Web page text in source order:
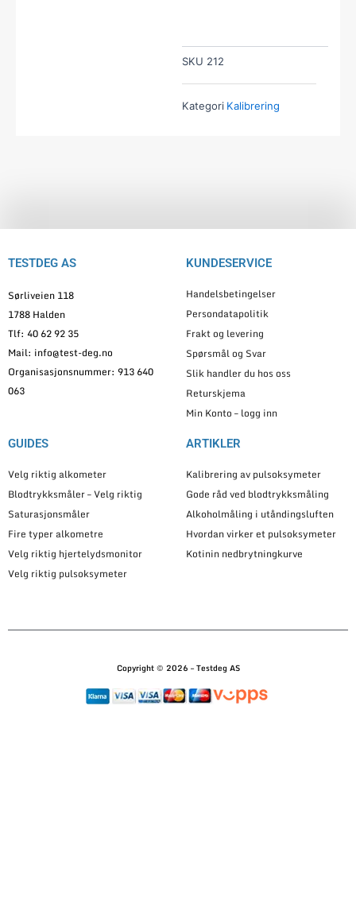
SKU 212
Kategori Kalibrering
TESTDEG AS
Sørliveien 118
1788 Halden
Tlf: 40 62 92 35
Mail: info@test-deg.no
Organisasjonsnummer: 913 640
063
KUNDESERVICE
Handelsbetingelser
Persondatapolitik
Frakt og levering
Spørsmål og Svar
Slik handler du hos oss
Returskjema
Min Konto – logg inn
GUIDES
Velg riktig alkometer
Blodtrykksmåler – Velg riktig
Saturasjonsmåler
Fire typer alkometre
Velg riktig hjertelydsmonitor
Velg riktig pulsoksymeter
ARTIKLER
Kalibrering av pulsoksymeter
Gode råd ved blodtrykksmåling
Alkoholmåling i utåndingsluften
Hvordan virker et pulsoksymeter
Kotinin nedbrytningkurve
Copyright © 2026 – Testdeg AS